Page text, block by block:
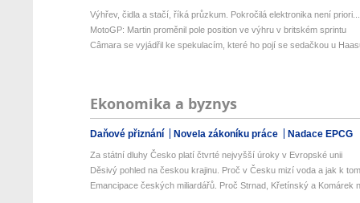
Výhřev, čidla a stačí, říká průzkum. Pokročilá elektronika není priori...
MotoGP: Martin proměnil pole position ve výhru v britském sprintu
Câmara se vyjádřil ke spekulacím, které ho pojí se sedačkou u
Ekonomika a byznys
Daňové přiznání Novela zákoníku práce Nadace EPCG
Za státní dluhy Česko platí čtvrté nejvyšší úroky v Evropské unii
Děsivý pohled na českou krajinu. Proč v Česku mizí voda a jak k
Emancipace českých miliardářů. Proč Strnad, Křetínský a Komárek